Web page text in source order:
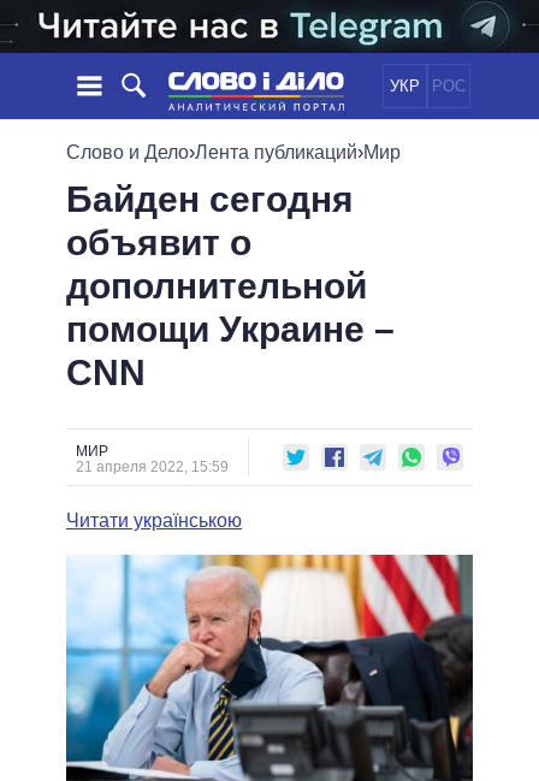
УКР РОС
НОВОСТИ
ЛЕНТА
СОБЫТИЯ
СТАТЬИ
ОБЗОРЫ
ДАЙДЖЕСТЫ
ПОЛИТИКА
ОБЩЕСТВО
ОБЕЩАНИЯ
ПОЛИТИКИ
ВСЕ ПОЛИТИКИ
ПРЕЗИДЕНТ И ОФИС
ВЕРХОВНАЯ РАДА
ГЛАВЫ ОБЛАДМИНИСТРАЦИЙ
МЭРЫ
ВСЕ ПЕРСОНЫ
СРАВНЕНИЕ ПОЛИТИКОВ
Слово и Дело›Лента публикаций›Мир
Байден сегодня
объявит о
дополнительной
помощи Украине –
CNN
МИР
21 апреля 2022, 15:59
Читати українською